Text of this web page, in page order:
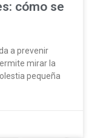
cómo se
a prevenir
mirar la
pequeña